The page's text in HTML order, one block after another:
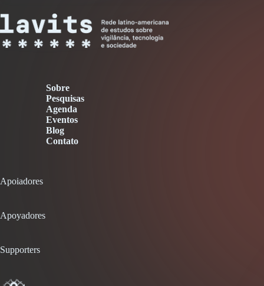
Sobre
Pesquisas
Agenda
Eventos
Blog
Contato
Apoiadores
Apoyadores
Supporters